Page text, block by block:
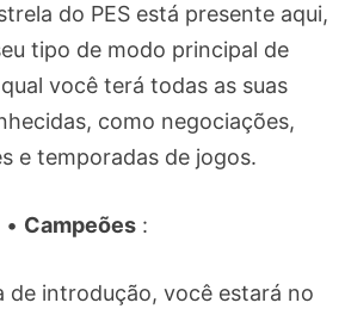
do PES está presente aqui,
tipo de modo principal de
você terá todas as suas
como negociações,
e temporadas de jogos.
• Campeões :
de introdução, você estará no